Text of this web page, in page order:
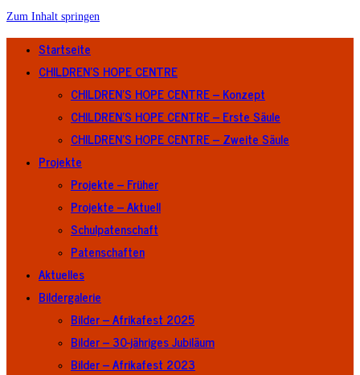
Zum Inhalt springen
Startseite
CHILDREN’S HOPE CENTRE
CHILDREN’S HOPE CENTRE – Konzept
CHILDREN’S HOPE CENTRE – Erste Säule
CHILDREN’S HOPE CENTRE – Zweite Säule
Projekte
Projekte – Früher
Projekte – Aktuell
Schulpatenschaft
Patenschaften
Aktuelles
Bildergalerie
Bilder – Afrikafest 2025
Bilder – 30-jähriges Jubiläum
Bilder – Afrikafest 2023